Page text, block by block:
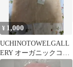
¥ 1,000
UCHINOTOWELGALL
ERY オーガニックコッ
トン タオルハンカチ